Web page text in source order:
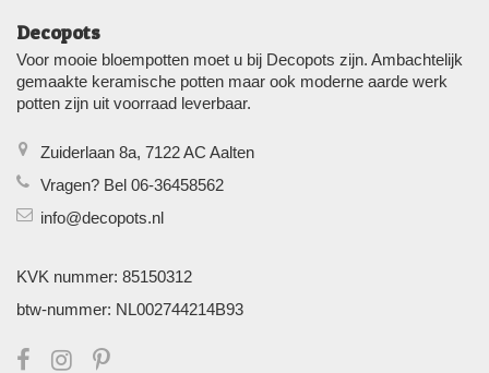
Decopots
Voor mooie bloempotten moet u bij Decopots zijn. Ambachtelijk
gemaakte keramische potten maar ook moderne aarde werk
potten zijn uit voorraad leverbaar.
Zuiderlaan 8a, 7122 AC Aalten
Vragen? Bel 06-36458562
info@decopots.nl
KVK nummer: 85150312
btw-nummer: NL002744214B93